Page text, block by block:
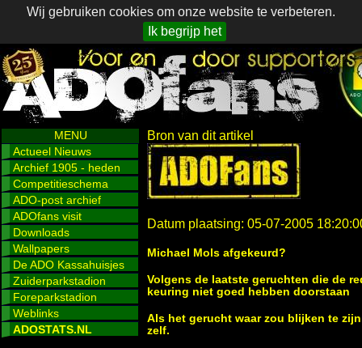
Wij gebruiken cookies om onze website te verbeteren.
Ik begrijp het
MENU
Actueel Nieuws
Archief 1905 - heden
Competitieschema
ADO-post archief
ADOfans visit
Downloads
Wallpapers
De ADO Kassahuisjes
Zuiderparkstadion
Foreparkstadion
Weblinks
ADOSTATS.NL
Bron van dit artikel
Datum plaatsing: 05-07-2005
Michael Mols afgekeurd?
Volgens de laatste geruchten die de
keuring niet goed hebben doorstaan
Als het gerucht waar zou blijken te
zelf.